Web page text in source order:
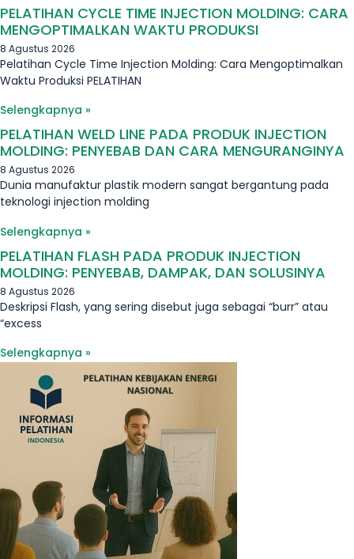
PELATIHAN CYCLE TIME INJECTION MOLDING: CARA
MENGOPTIMALKAN WAKTU PRODUKSI
8 Agustus 2026
Pelatihan Cycle Time Injection Molding: Cara Mengoptimalkan
Waktu Produksi PELATIHAN
Selengkapnya »
PELATIHAN WELD LINE PADA PRODUK INJECTION
MOLDING: PENYEBAB DAN CARA MENGURANGINYA
8 Agustus 2026
Dunia manufaktur plastik modern sangat bergantung pada
teknologi injection molding
Selengkapnya »
PELATIHAN FLASH PADA PRODUK INJECTION
MOLDING: PENYEBAB, DAMPAK, DAN SOLUSINYA
8 Agustus 2026
Deskripsi Flash, yang sering disebut juga sebagai “burr” atau
“excess
Selengkapnya »